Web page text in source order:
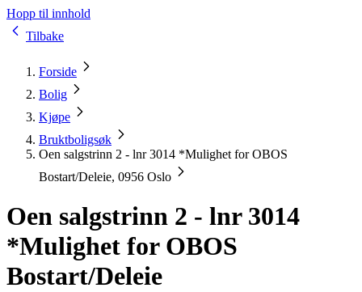
Hopp til innhold
Tilbake
Forside
Bolig
Kjøpe
Bruktboligsøk
Oen salgstrinn 2 - lnr 3014 *Mulighet for OBOS
Bostart/Deleie, 0956 Oslo
Oen salgstrinn 2 - lnr 3014
*Mulighet for OBOS
Bostart/Deleie